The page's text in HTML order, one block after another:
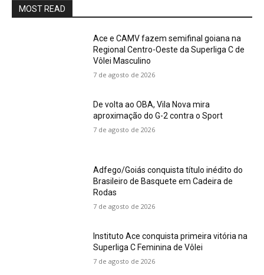
MOST READ
Ace e CAMV fazem semifinal goiana na
Regional Centro-Oeste da Superliga C de
Vôlei Masculino
7 de agosto de 2026
De volta ao OBA, Vila Nova mira
aproximação do G-2 contra o Sport
7 de agosto de 2026
Adfego/Goiás conquista título inédito do
Brasileiro de Basquete em Cadeira de
Rodas
7 de agosto de 2026
Instituto Ace conquista primeira vitória na
Superliga C Feminina de Vôlei
7 de agosto de 2026